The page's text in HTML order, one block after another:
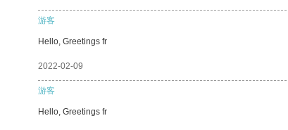
游客
Hello, Greetings fr
2022-02-09
游客
Hello, Greetings fr